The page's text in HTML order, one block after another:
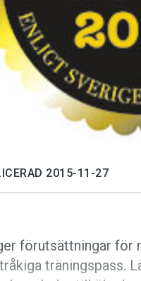
2015-11-27
förutsättningar för
träningspass.